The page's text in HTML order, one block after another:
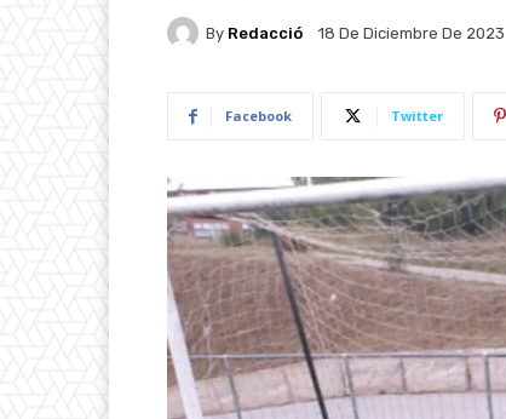
By Redacció 18 De Diciembre De 2023
Facebook Twitter